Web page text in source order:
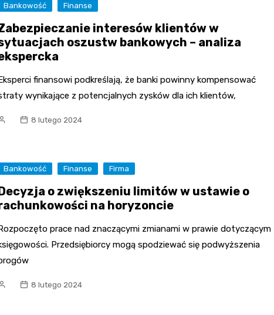
Bankowość Finanse
interesów klientów w
oszustw bankowych – analiza
finansowi podkreślają, że banki powinny kompensować
wynikające z potencjalnych zysków dla ich klientów,
8 lutego 2024
Bankowość Finanse Firma
o zwiększeniu limitów w ustawie o
na horyzoncie
prace nad znaczącymi zmianami w prawie dotyczącym
Przedsiębiorcy mogą spodziewać się podwyższenia
8 lutego 2024